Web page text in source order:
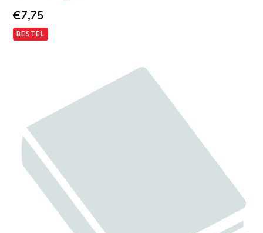
€7,75
BESTEL